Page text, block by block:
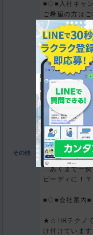
その他
■◇■入社キャ
ご希望の方は
■◇■職場環境
若い方が活躍
■◇■就業まで
電話 orメー
談）→就業
～就業までの
・1月28日 応
・1月29日 面
・1月30日 入
・1月31日 就
…あくまで一例
ピーディに！？
■◇■会社案内
★☆HRテクノで
け付けていま